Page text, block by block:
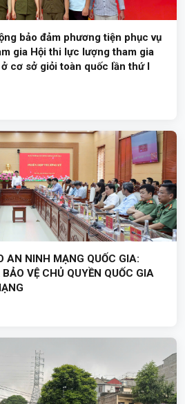
bảo đảm phương tiện phục vụ
gia Hội thi lực lượng tham gia
cơ sở giỏi toàn quốc lần thứ I
AN NINH MẠNG QUỐC GIA:
VỆ CHỦ QUYỀN QUỐC GIA